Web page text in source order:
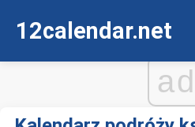
12calendar.net
ad